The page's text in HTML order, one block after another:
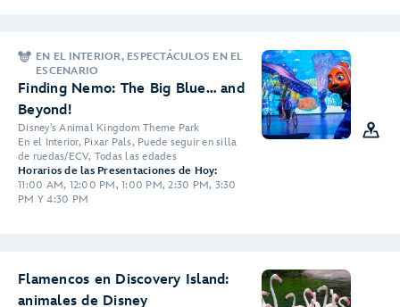
EN EL INTERIOR, ESPECTÁCULOS EN EL
ESCENARIO
Finding Nemo: The Big Blue… and
Beyond!
Disney's Animal Kingdom Theme Park
En el Interior, Pixar Pals, Puede seguir en silla
de ruedas/ECV, Todas las edades
Horarios de las Presentaciones de Hoy:
11:00 AM, 12:00 PM, 1:00 PM, 2:30 PM, 3:30
PM Y 4:30 PM
Flamencos en Discovery Island:
animales de Disney